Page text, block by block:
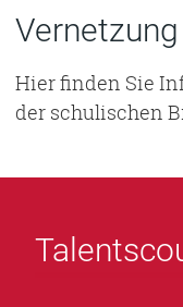
Hier finden Sie
der schulischen